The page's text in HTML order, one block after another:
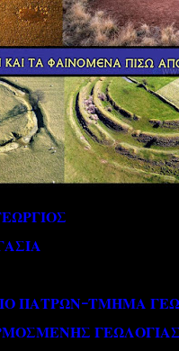
ΠΑΤΡΩΝ-ΤΜΗΜΑ